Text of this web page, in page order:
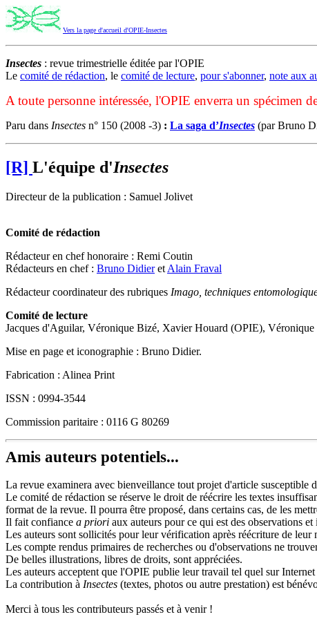
Vers la page d'accueil d'OPIE-Insectes
Insectes : revue trimestrielle éditée par l'OPIE
Le comité de rédaction, le comité de lecture, pour s'abonner, note aux
A toute personne intéressée, l'OPIE enverra un spécimen
Paru dans Insectes n° 150 (2008 -3) : La saga d’Insectes (par Bruno
[R] L'équipe d'Insectes
Directeur de la publication : Samuel Jolivet
Comité de rédaction
Rédacteur en chef honoraire : Remi Coutin
Rédacteurs en chef : Bruno Didieret Alain Fraval
Rédacteur coordinateur des rubriques Imago, techniques
Comité de lecture
Jacques d'Aguilar, Véronique Bizé, Xavier Houard (OPIE),
Mise en page et iconographie : Bruno Didier.
Fabrication : Alinea Print
ISSN : 0994-3544
Commission paritaire : 0116 G 80269
Amis auteurs potentiels...
La revue examinera avec bienveillance tout projet d'article susceptible
Le comité de rédaction se réserve le droit de réécrire les textes
format de la revue. Il pourra être proposé, dans certains cas, de les
Il fait confiance a priori aux auteurs pour ce qui est des observations
Les auteurs sont sollicités pour leur vérification après réécriture de leur
Les compte rendus primaires de recherches ou d'observations ne
De belles illustrations, libres de droits, sont appréciées.
Les auteurs acceptent que l'OPIE publie leur travail tel quel sur
La contribution à Insectes (textes, photos ou autre prestation) est
Merci à tous les contributeurs passés et à venir !